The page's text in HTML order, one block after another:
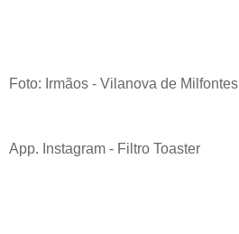
Foto: Irmãos - Vilanova de Milfontes
App. Instagram - Filtro Toaster